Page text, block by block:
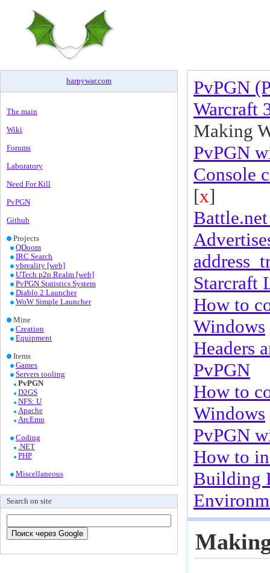
harpywar.com
The main
Wiki
Forums
Laboratory
Need For Kill
PvPGN
Github
Projects
QDoom
IRC Search
vbreality [web]
UTech p2p Realm [web]
PvPGN Statistics System
Diablo 2 Launcher
WoW Simple Launcher
Mine
Creation
Equipment
Items
Games
Servers tooling
PvPGN
D2GS
NFS: U
Apache
ArcEmu
Coding
.NET
PHP
Miscellaneous
Search on site
PvPGN
Warcraft
Making
PvPGN
Console
[x]
Starcraft
How to
Windows
Headers
PvPGN
How to
Windows
PvPGN
How to
Building